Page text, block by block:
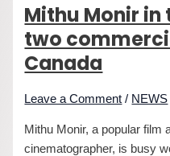
Mithu Monir in
two
Canada
Leave a Comment / NEWS
Mithu Monir, a popular film
cinematographer, is busy